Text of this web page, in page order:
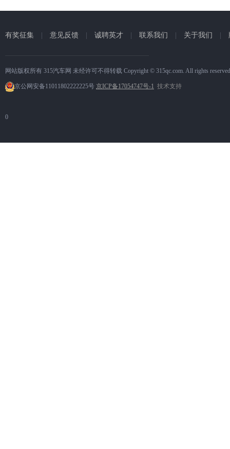
有奖征集 意见反馈 诚聘英才 联系我们 关于我们
网站版权所有 315汽车网 未经许可不得转载 Copyright © 315qc.com. All rights
京公网安备11011802222225号 京ICP备17054747号-1 技术支持
0